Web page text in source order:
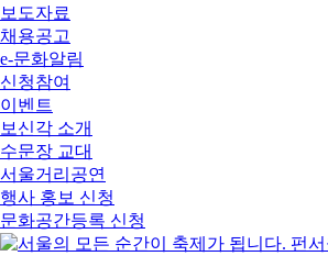
보도자료
채용공고
e-문화알림
신청참여
이벤트
보신각 소개
수문장 교대
서울거리공연
행사 홍보 신청
문화공간등록 신청